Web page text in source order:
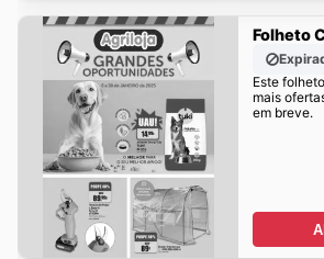
Folheto
Este
mais
em breve.